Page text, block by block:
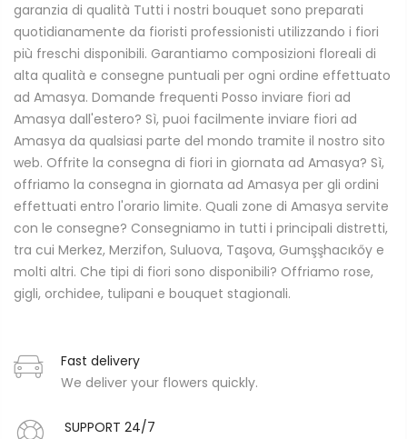
garanzia di qualità Tutti i nostri bouquet sono preparati
quotidianamente da fioristi professionisti utilizzando i fiori
più freschi disponibili. Garantiamo composizioni floreali di
alta qualità e consegne puntuali per ogni ordine effettuato
ad Amasya. Domande frequenti Posso inviare fiori ad
Amasya dall'estero? Sì, puoi facilmente inviare fiori ad
Amasya da qualsiasi parte del mondo tramite il nostro sito
web. Offrite la consegna di fiori in giornata ad Amasya? Sì,
offriamo la consegna in giornata ad Amasya per gli ordini
effettuati entro l'orario limite. Quali zone di Amasya servite
con le consegne? Consegniamo in tutti i principali distretti,
tra cui Merkez, Merzifon, Suluova, Taşova, Gumşşhacıkőy e
molti altri. Che tipi di fiori sono disponibili? Offriamo rose,
gigli, orchidee, tulipani e bouquet stagionali.
Fast delivery
We deliver your flowers quickly.
SUPPORT 24/7